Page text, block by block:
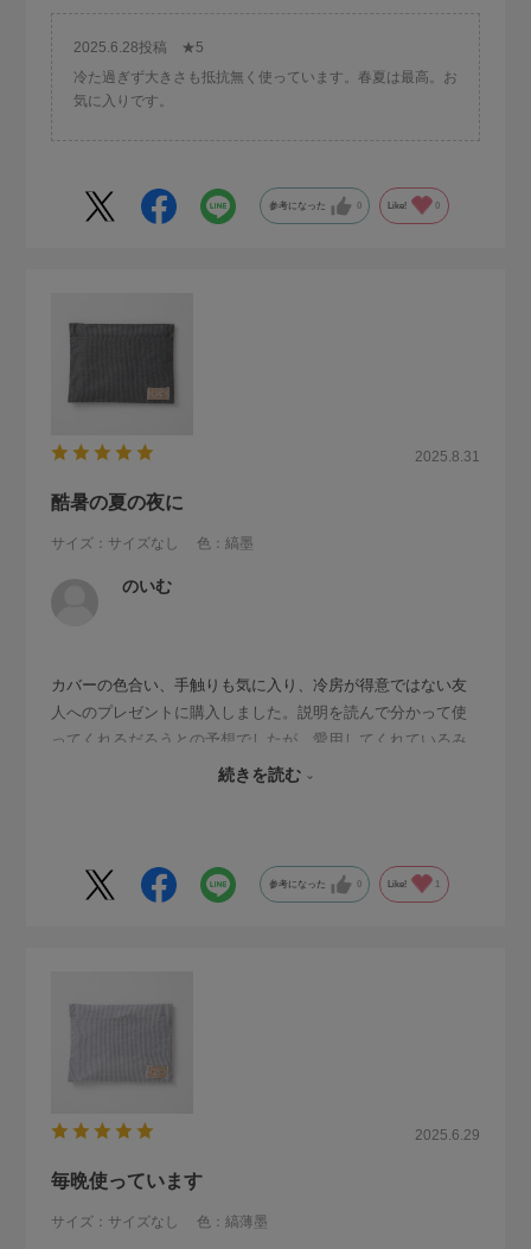
2025.6.28投稿 ★5
冷た過ぎず大きさも抵抗無く使っています。春夏は最高。お
気に入りです。
参考になった 0 Like! 0
2025.8.31
酷暑の夏の夜に
サイズ：サイズなし 色：縞墨
のいむ
カバーの色合い、手触りも気に入り、冷房が得意ではない友
人へのプレゼントに購入しました。説明を読んで分かって使
ってくれるだろうとの予想でしたが、愛用してくれているみ
たいで、毎日冷蔵庫に入れて冷やしてから使っているとのこ
続きを読む
参考になった 0 Like! 1
2025.6.29
毎晩使っています
サイズ：サイズなし 色：縞薄墨